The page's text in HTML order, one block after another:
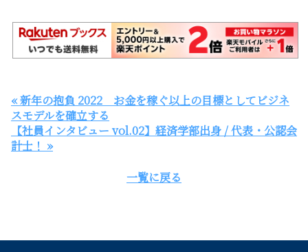
« 新年の抱負 2022 お金を稼ぐ以上の目標としてビジネ
スモデルを確立する
【社員インタビュー vol.02】経済学部出身 / 代表・公認会
計士！ »
一覧に戻る